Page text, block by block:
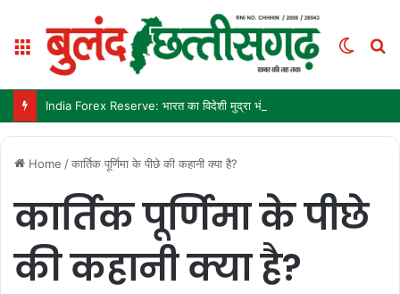
Menu
Switch
Home /कार्तिक पूर्णिमा के पीछे की कहानी क्या है?
कार्तिक पूर्णिमा के पीछे
की कहानी क्या है?